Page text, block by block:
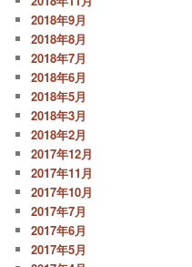
2018年9月
2018年8月
2018年7月
2018年6月
2018年5月
2018年3月
2018年2月
2017年12月
2017年11月
2017年10月
2017年7月
2017年6月
2017年5月